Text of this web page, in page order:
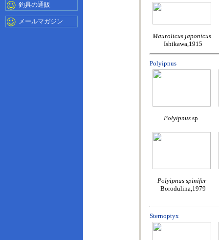
釣具の通販
メールマガジン
Maurolicus japonicus
Ishikawa,1915
Polyipnus
Polyipnus sp.
Polyipnus spinifer
Borodulina,1979
Sternoptyx